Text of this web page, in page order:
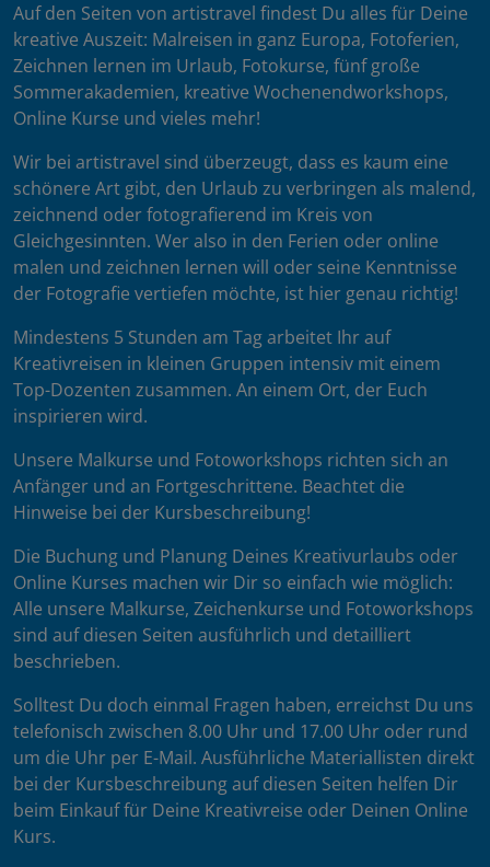
Auf den Seiten von artistravel findest Du alles für Deine
kreative Auszeit: Malreisen in ganz Europa, Fotoferien,
Zeichnen lernen im Urlaub, Fotokurse, fünf große
Sommerakademien, kreative Wochenendworkshops,
Online Kurse und vieles mehr!
Wir bei artistravel sind überzeugt, dass es kaum eine
schönere Art gibt, den Urlaub zu verbringen als malend,
zeichnend oder fotografierend im Kreis von
Gleichgesinnten. Wer also in den Ferien oder online
malen und zeichnen lernen will oder seine Kenntnisse
der Fotografie vertiefen möchte, ist hier genau richtig!
Mindestens 5 Stunden am Tag arbeitet Ihr auf
Kreativreisen in kleinen Gruppen intensiv mit einem
Top-Dozenten zusammen. An einem Ort, der Euch
inspirieren wird.
Unsere Malkurse und Fotoworkshops richten sich an
Anfänger und an Fortgeschrittene. Beachtet die
Hinweise bei der Kursbeschreibung!
Die Buchung und Planung Deines Kreativurlaubs oder
Online Kurses machen wir Dir so einfach wie möglich:
Alle unsere Malkurse, Zeichenkurse und Fotoworkshops
sind auf diesen Seiten ausführlich und detailliert
beschrieben.
Solltest Du doch einmal Fragen haben, erreichst Du uns
telefonisch zwischen 8.00 Uhr und 17.00 Uhr oder rund
um die Uhr per E-Mail. Ausführliche Materiallisten direkt
bei der Kursbeschreibung auf diesen Seiten helfen Dir
beim Einkauf für Deine Kreativreise oder Deinen Online
Kurs.